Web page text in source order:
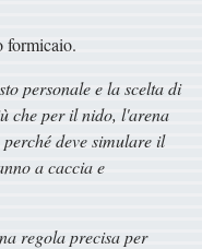
formicaio.
personale e la scelta di
che per il nido, l'arena
deve simulare il
a caccia e
regola precisa per